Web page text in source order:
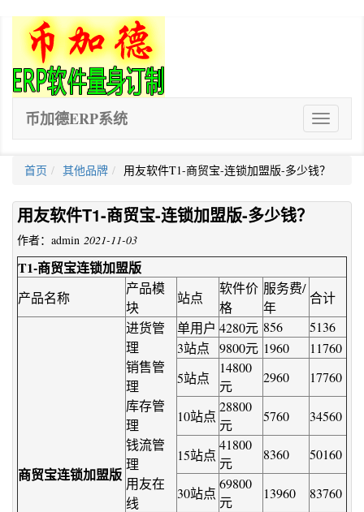
ERP
软
币加德ERP系统
首页 其他品牌 用友软件T1-商贸宝-连锁加盟版-多少钱？
用友软件T1-商贸宝-连锁加盟版-多少钱？
作者：admin 2021-11-03
T1-商贸宝连锁加盟版
产品名称
产品模
块
站点
软件价
格
服务费/
年
合计
商贸宝连锁加盟版
进货管
理
销售管
理
库存管
理
钱流管
理
用友在
线
单用户 4280元 856
5136
3站点
9800元 1960
11760
5站点
14800
元
2960 17760
10站点
28800
元
5760 34560
15站点
41800
元
8360 50160
30站点
69800
元
13960
83760